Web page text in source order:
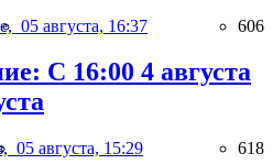
05 августа, 16:37 606
С 16:00 4 августа
05 августа, 15:29 618